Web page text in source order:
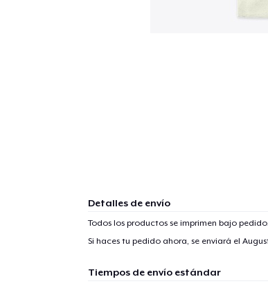
Detalles de envío
Todos los productos se imprimen bajo pedido.
Si haces tu pedido ahora, se enviará el
Tiempos de envío estándar